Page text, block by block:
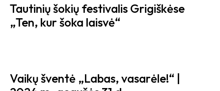
Tautinių šokių festivalis Grigiškėse
„Ten, kur šoka laisvė“
Vaikų šventė „Labas, vasarėle!“ |